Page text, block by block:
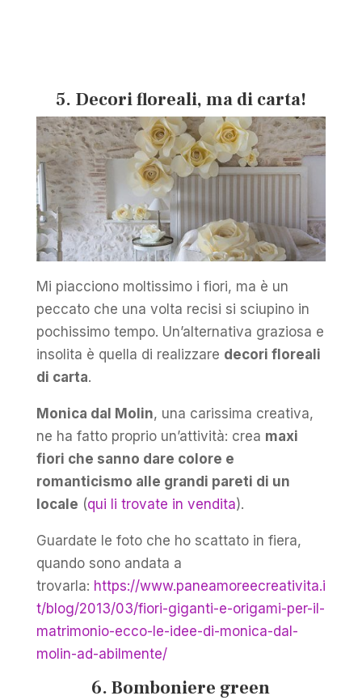
5. Decori floreali, ma di carta!
Mi piacciono moltissimo i fiori, ma è un
peccato che una volta recisi si sciupino in
pochissimo tempo. Un’alternativa graziosa e
insolita è quella di realizzare decori floreali
di carta.
Monica dal Molin, una carissima creativa,
ne ha fatto proprio un’attività: crea maxi
fiori che sanno dare colore e
romanticismo alle grandi pareti di un
locale (qui li trovate in vendita).
Guardate le foto che ho scattato in fiera,
quando sono andata a
trovarla: https://www.paneamoreecreativita.i
t/blog/2013/03/fiori-giganti-e-origami-per-il-
matrimonio-ecco-le-idee-di-monica-dal-
molin-ad-abilmente/
6. Bomboniere green